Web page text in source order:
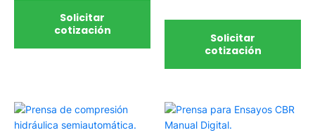
Solicitar
cotización
Solicitar
cotización